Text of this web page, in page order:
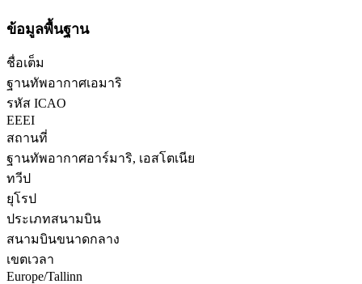
ข้อมูลพื้นฐาน
ชื่อเต็ม
ฐานทัพอากาศเอมาริ
รหัส ICAO
EEEI
สถานที่
ฐานทัพอากาศอาร์มาริ, เอสโตเนีย
ทวีป
ยุโรป
ประเภทสนามบิน
สนามบินขนาดกลาง
เขตเวลา
Europe/Tallinn